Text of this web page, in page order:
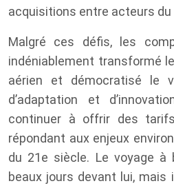
acquisitions entre acteurs
Malgré ces défis, les
indéniablement transformé
aérien et démocratisé le
d’adaptation et
continuer à offrir des
répondant aux enjeux
du 21e siècle. Le voyage
beaux jours devant lui,